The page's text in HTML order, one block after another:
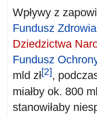
Wpływy z
Fundusz Zdrowia
Dziedzictwa
Fundusz
mld zł[2],
miałby ok. 800
stanowiłaby